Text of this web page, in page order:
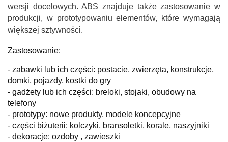
wersji docelowych. ABS znajduje także zastosowanie w
produkcji, w prototypowaniu elementów, które wymagają
większej sztywności.
Zastosowanie:
- zabawki lub ich części: postacie, zwierzęta, konstrukcje,
domki, pojazdy, kostki do gry
- gadżety lub ich części: breloki, stojaki, obudowy na
telefony
- prototypy: nowe produkty, modele koncepcyjne
- części biżuterii: kolczyki, bransoletki, korale, naszyjniki
- dekoracje: ozdoby , zawieszki